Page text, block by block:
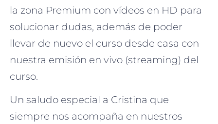
la zona Premium con vídeos en HD para
solucionar dudas, además de poder
llevar de nuevo el curso desde casa con
nuestra emisión en vivo (streaming) del
curso.
Un saludo especial a Cristina que
siempre nos acompaña en nuestros